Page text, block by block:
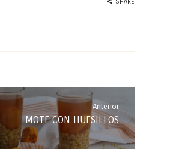
SHARE
Anterior
Entrada:
MOTE CON HUESILLOS